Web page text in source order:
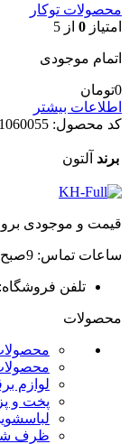
محصولات توکار
امتیاز 0 از 5
اتمام موجودی
0تومان
اطلاعات بیشتر
کد محصول: 1060055
برند آلتون
قیمت و موجودی
ساعات تماس: 9صبح تا 2 ظهر
تلفن فروشگاه: ۰۳۱۳۲۱۰۰۰۶۰
محصولات
لوازم
پخت و پز
ظرف